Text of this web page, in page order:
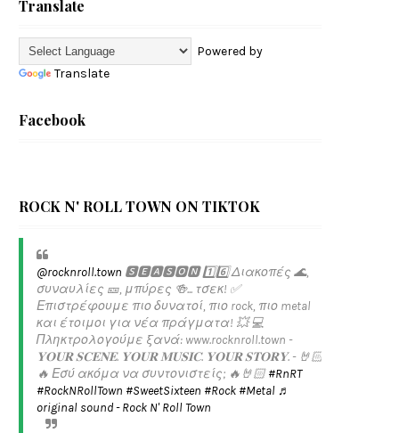
Translate
Powered by
Translate
Facebook
ROCK N' ROLL TOWN ON TIKTOK
@rocknroll.town 🆂🅴🅰🆂🅾🅽 1️⃣6️⃣ Διακοπές 🌊,
συναυλίες 🎫, μπύρες 🍻... τσεκ! ✅️
Επιστρέφουμε πιο δυνατοί, πιο rock, πιο metal
και έτοιμοι για νέα πράγματα! 💥 💻
Πληκτρολογούμε ξανά: www.rocknroll.town -
𝐘𝐎𝐔𝐑 𝐒𝐂𝐄𝐍𝐄. 𝐘𝐎𝐔𝐑 𝐌𝐔𝐒𝐈𝐂. 𝐘𝐎𝐔𝐑 𝐒𝐓𝐎𝐑𝐘. - 🤘🏻
🔥 Εσύ ακόμα να συντονιστείς; 🔥🤘🏻#RnRT
#RockNRollTown #SweetSixteen #Rock #Metal ♬
original sound - Rock N' Roll Town